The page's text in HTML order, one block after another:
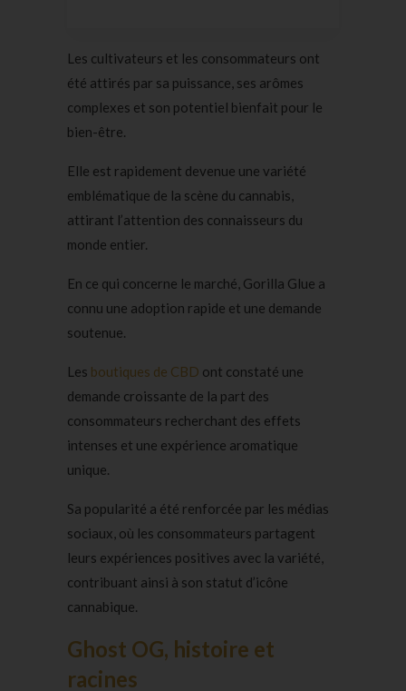
Les cultivateurs et les consommateurs ont
été attirés par sa puissance, ses arômes
complexes et son potentiel bienfait pour le
bien-être.
Elle est rapidement devenue une variété
emblématique de la scène du cannabis,
attirant l’attention des connaisseurs du
monde entier.
En ce qui concerne le marché, Gorilla Glue a
connu une adoption rapide et une demande
soutenue.
Les boutiques de CBD ont constaté une
demande croissante de la part des
consommateurs recherchant des effets
intenses et une expérience aromatique
unique.
Sa popularité a été renforcée par les médias
sociaux, où les consommateurs partagent
leurs expériences positives avec la variété,
contribuant ainsi à son statut d’icône
cannabique.
Ghost OG, histoire et
racines